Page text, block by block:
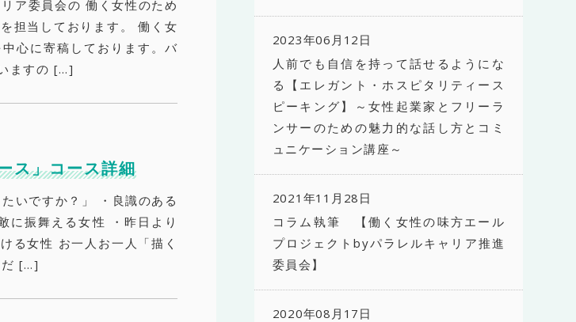
ア委員会の 働く女性のため
担当しております。 働く女
心に寄稿しております。バ
ますの […]
ス」コース詳細
いですか？」 ・良識のある
に振舞える女性 ・昨日より
る女性 お一人お一人「描く
だ […]
2023年06月12日
人前でも自信を持って話せるようにな
る【エレガント・ホスピタリティース
ピーキング】～女性起業家とフリーラ
ンサーのための魅力的な話し方とコミ
ュニケーション講座～
2021年11月28日
コラム執筆 【働く女性の味方エール
プロジェクトbyパラレルキャリア推進
委員会】
2020年08月17日